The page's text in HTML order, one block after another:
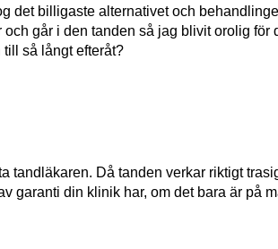
det billigaste alternativet och
går i den tanden så jag blivit orolig
till så långt efteråt?
tandläkaren. Då tanden verkar riktigt
garanti din klinik har, om det bara är på